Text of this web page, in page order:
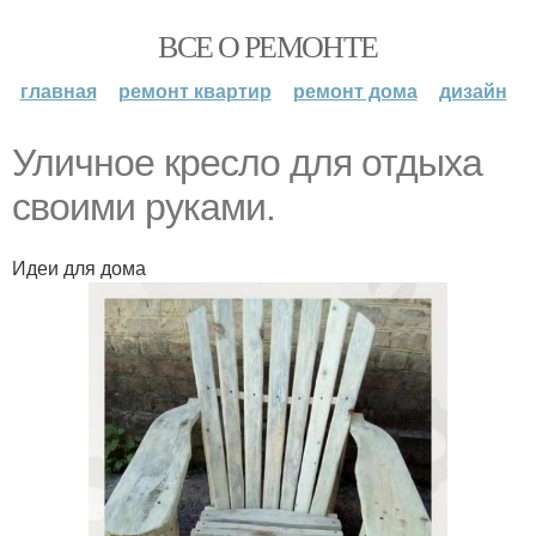
ВСЕ О РЕМОНТЕ
главная ремонт квартир ремонт дома дизайн
Уличное кресло для отдыха
своими руками.
Идеи для дома